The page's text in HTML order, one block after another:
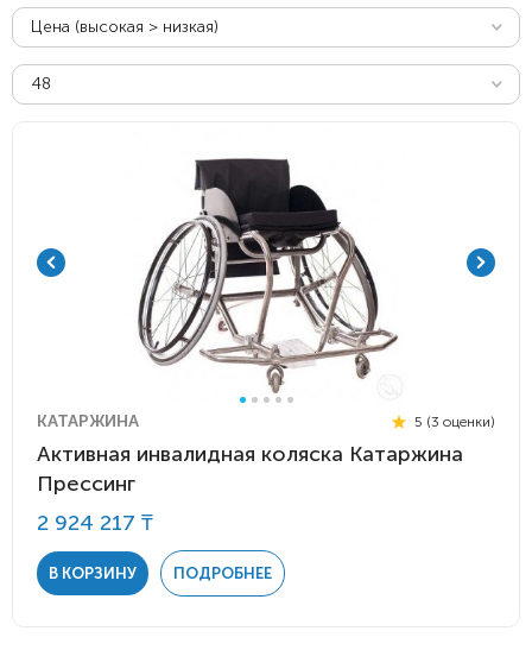
Цена (высокая > низкая)
48
КАТАРЖИНА 5 (3 оценки)
Активная инвалидная коляска Катаржина
Прессинг
2 924 217 ₸
В КОРЗИНУ ПОДРОБНЕЕ